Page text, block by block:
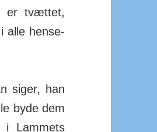
er tvættet,
alle hen­se­
siger, han
byde dem
i Lam­mets